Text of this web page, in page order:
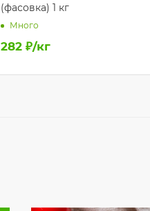
(фасовка) 1 кг
Много
282₽/кг